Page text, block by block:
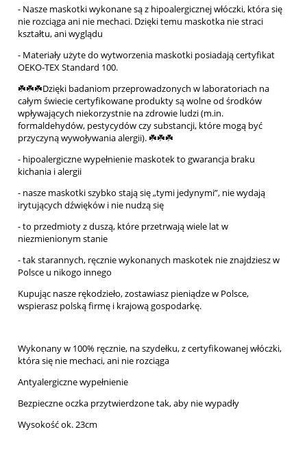
- Nasze maskotki wykonane są z hipoalergicznej włóczki, która się
nie rozciąga ani nie mechaci. Dzięki temu maskotka nie straci
kształtu, ani wyglądu
- Materiały użyte do wytworzenia maskotki posiadają certyfikat
OEKO-TEX Standard 100.
☘️☘️☘️Dzięki badaniom przeprowadzonych w laboratoriach na
całym świecie certyfikowane produkty są wolne od środków
wpływających niekorzystnie na zdrowie ludzi (m.in.
formaldehydów, pestycydów czy substancji, które mogą być
przyczyną wywoływania alergii). ☘️☘️☘️
- hipoalergiczne wypełnienie maskotek to gwarancja braku
kichania i alergii
- nasze maskotki szybko stają się „tymi jedynymi”, nie wydają
irytujących dźwięków i nie nudzą się
- to przedmioty z duszą, które przetrwają wiele lat w
niezmienionym stanie
- tak starannych, ręcznie wykonanych maskotek nie znajdziesz w
Polsce u nikogo innego
Kupując nasze rękodzieło, zostawiasz pieniądze w Polsce,
wspierasz polską firmę i krajową gospodarkę.
Wykonany w 100% ręcznie, na szydełku, z certyfikowanej włóczki,
która się nie mechaci, ani nie rozciąga
Antyalergiczne wypełnienie
Bezpieczne oczka przytwierdzone tak, aby nie wypadły
Wysokość ok. 23cm